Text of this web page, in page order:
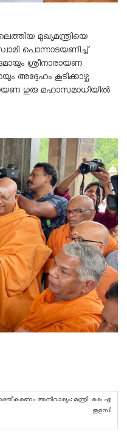
മുഖ്യമന്ത്രിയെ
പൊന്നാടയണിച്ച്
ശ്രീനാരായണ
അദ്ദേഹം കൂടിക്കാഴ്ച
ഗുരു മഹാസമാധിയിൽ
അനിവാര്യം: മന്ത്രി കെ എ
തുളസി